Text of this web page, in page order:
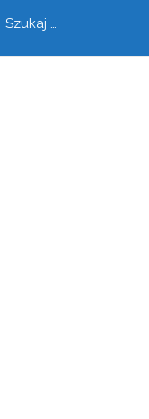
Szukaj
szukaj